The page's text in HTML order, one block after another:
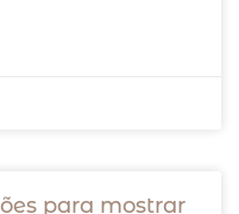
para mostrar